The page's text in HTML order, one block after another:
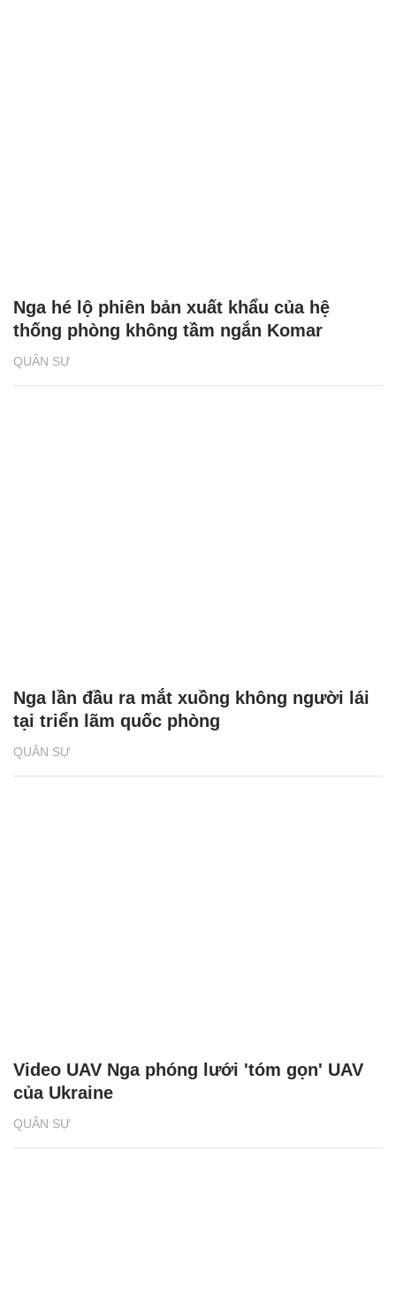
QUÂN SỰ
Nga hé lộ phiên bản xuất khẩu của hệ
thống phòng không tầm ngắn Komar
QUÂN SỰ
Nga lần đầu ra mắt xuồng không người lái
tại triển lãm quốc phòng
QUÂN SỰ
Video UAV Nga phóng lưới 'tóm gọn' UAV
của Ukraine